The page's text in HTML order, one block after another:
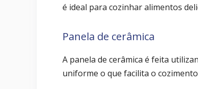
é ideal para cozinhar alimentos
Panela de cerâmica
A panela de cerâmica é feita
uniforme o que facilita o